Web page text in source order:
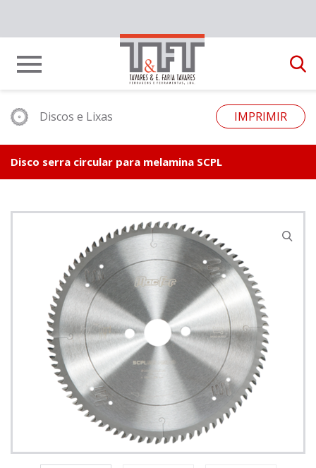
Discos e Lixas IMPRIMIR
Disco serra circular para melamina SCPL